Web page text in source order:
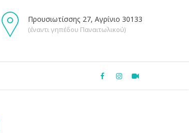
Προυσιωτίσσης 27, Αγρίνιο 30133
(έναντι γηπέδου Παναιτωλικού)